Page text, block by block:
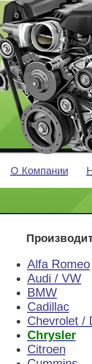
О Компании
Alfa Romeo
Audi / VW
BMW
Cadillac
Chevrolet /
Chrysler
Citroen